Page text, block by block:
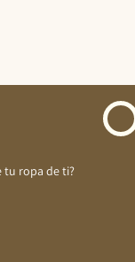
tu ropa de ti?